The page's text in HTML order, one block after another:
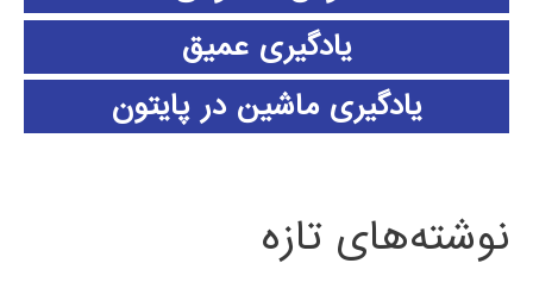
یادگیری عمیق
یادگیری ماشین در پایتون
نوشته‌های تازه